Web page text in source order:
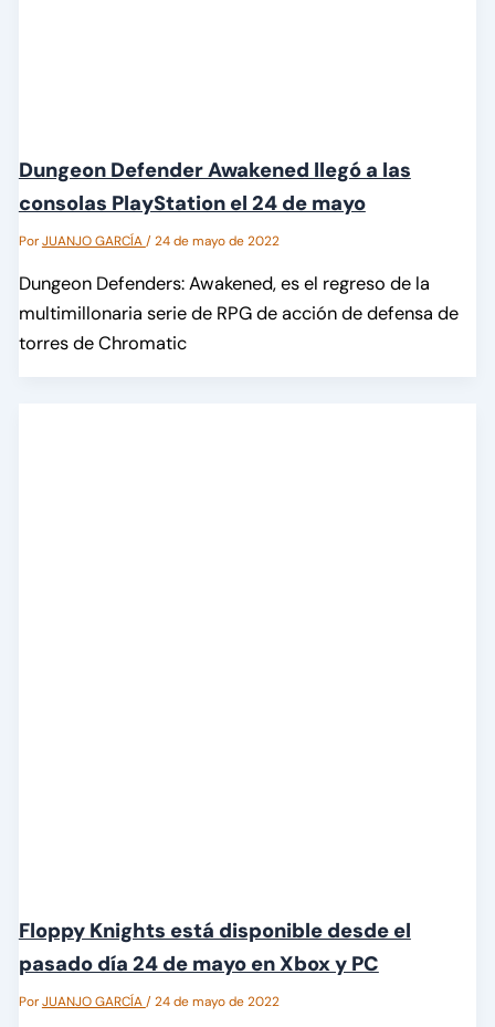
Dungeon Defender Awakened llegó a las
consolas PlayStation el 24 de mayo
PorJUANJO GARCÍA/24 de mayo de 2022
Dungeon Defenders: Awakened, es el regreso de la
multimillonaria serie de RPG de acción de defensa de
torres de Chromatic
Floppy Knights está disponible desde el
pasado día 24 de mayo en Xbox y PC
PorJUANJO GARCÍA/24 de mayo de 2022